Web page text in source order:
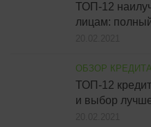
ТОП-12
лицам:
ОБЗОР КРЕДИТА
ТОП-12
и выбор